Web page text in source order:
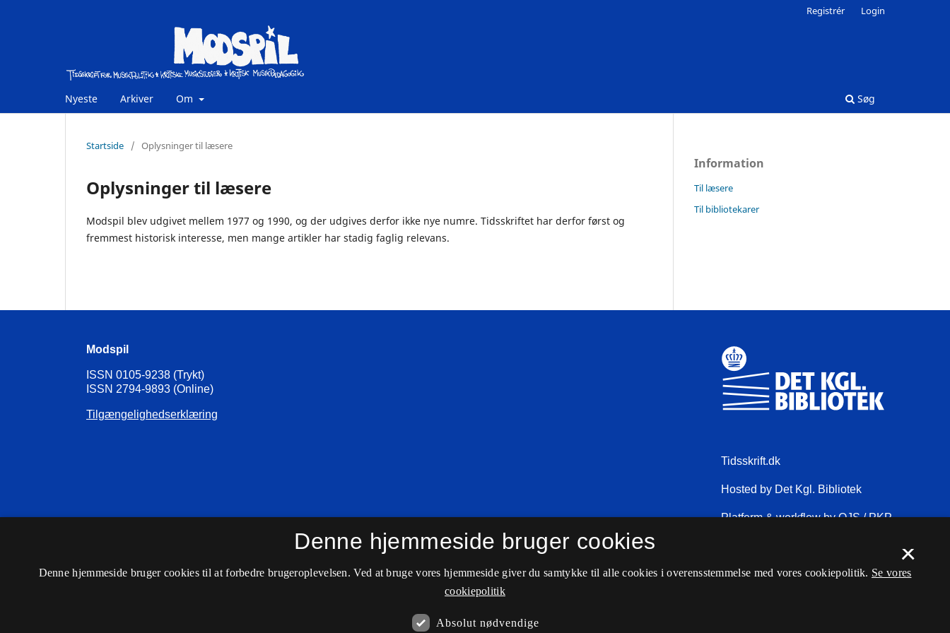
Nyeste Arkiver Om Søg
Registrér Login
Startside / Oplysninger til læsere
Oplysninger til læsere
Modspil blev udgivet mellem 1977 og 1990, og der udgives derfor ikke nye numre. Tidsskriftet har derfor først og
fremmest historisk interesse, men mange artikler har stadig faglig relevans.
Information
Til læsere
Til bibliotekarer
Modspil
ISSN 0105-9238 (Trykt)
ISSN 2794-9893 (Online)
Tilgængelighedserklæring
×
Denne hjemmeside bruger cookies
Denne hjemmeside bruger cookies til at forbedre brugeroplevelsen. Ved at bruge vores hjemmeside giver du samtykke til alle cookies i overensstemmelse med vores cookiepolitik. Se vores
cookiepolitik
Absolut nødvendige